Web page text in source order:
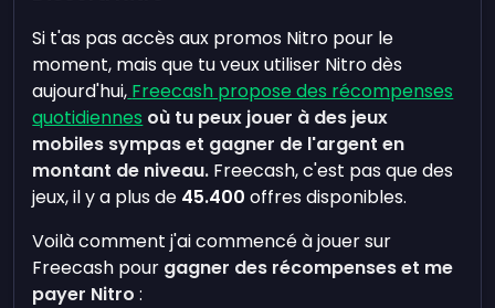
Si t'as pas accès aux promos Nitro pour le
moment, mais que tu veux utiliser Nitro dès
aujourd'hui, Freecash propose des récompenses
quotidiennes où tu peux jouer à des jeux
mobiles sympas et gagner de l'argent en
montant de niveau. Freecash, c'est pas que des
jeux, il y a plus de 45.400 offres disponibles.
Voilà comment j'ai commencé à jouer sur
Freecash pour gagner des récompenses et me
payer Nitro :